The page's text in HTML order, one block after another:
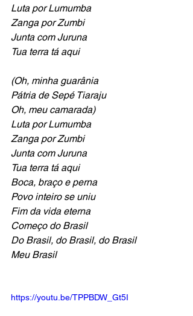
Luta por Lumumba
Zanga por Zumbi
Junta com Juruna
Tua terra tá aqui
(Oh, minha guarânia
Pátria de Sepé Tiaraju
Oh, meu camarada)
Luta por Lumumba
Zanga por Zumbi
Junta com Juruna
Tua terra tá aqui
Boca, braço e perna
Povo inteiro se uniu
Fim da vida eterna
Começo do Brasil
Do Brasil, do Brasil, do Brasil
Meu Brasil
https://youtu.be/TPPBDW_Gt5I